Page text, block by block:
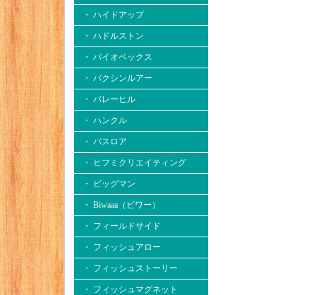
・ ハイドアップ
・ ハドルストン
・ バイオベックス
・ バクシンルアー
・ バレーヒル
・ ハンクル
・ バスロア
・ ヒフミクリエイティング
・ ビッグマン
・ Biwaaa（ビワー）
・ フィールドサイド
・ フィッシュアロー
・ フィッシュストーリー
・ フィッシュマグネット